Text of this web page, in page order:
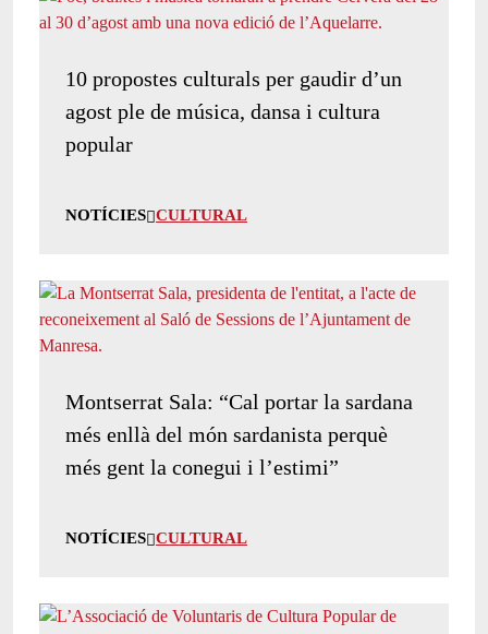
10 propostes culturals per gaudir d’un
agost ple de música, dansa i cultura
popular
NOTÍCIES CULTURAL
Montserrat Sala: “Cal portar la sardana
més enllà del món sardanista perquè
més gent la conegui i l’estimi”
NOTÍCIES CULTURAL